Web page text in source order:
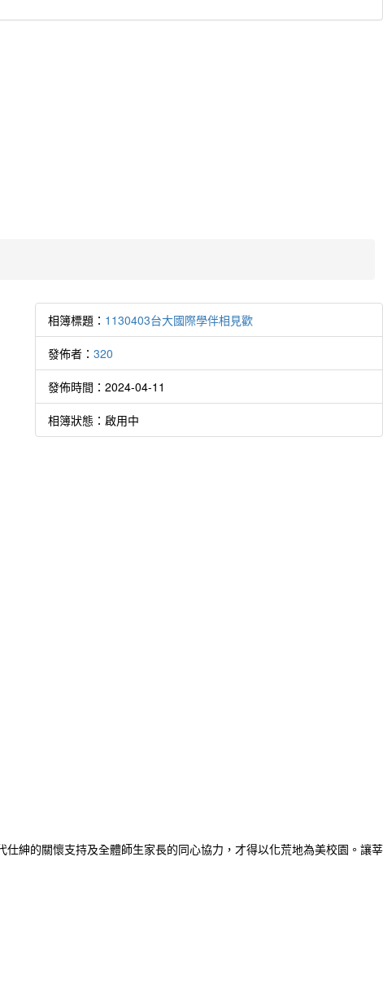
相簿標題： 1130403台大國際學伴相見歡
發佈者： 320
發佈時間：2024-04-11
相簿狀態：啟用中
紳的關懷支持及全體師生家長的同心協力，才得以化荒地為美校園。讓莘